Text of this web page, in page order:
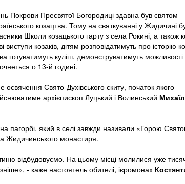
Покрови Пресвятої Богородиці здавна був святом
козацтва. Тому на святкуванні у Жидичині
Школи козацького гарту з села Рокині, а також
виступи козаків, дітям розповідатимуть про історію
готуватимуть куліш, демонструватимуть можливості
о 13-й годині.
Свято-Духівського скиту, початок якого
архієпископ Луцький і Волинський Михаїл
пагорбі, який в селі завжди називали «Горою
Жидичинського монастиря.
відбудовуємо. На цьому місці молилися уже
- каже настоятель обителі, ієромонах